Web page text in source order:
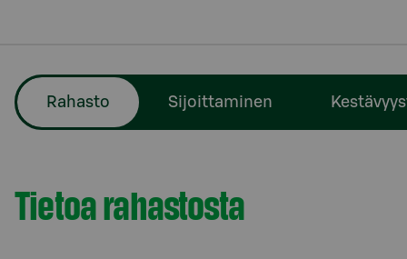
Rahasto Sijoittaminen
Tietoa rahastosta